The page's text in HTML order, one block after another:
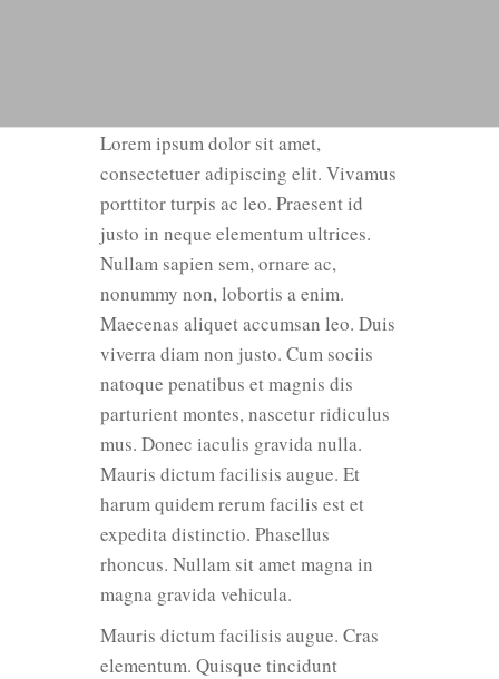
Lorem ipsum dolor sit amet,
consectetuer adipiscing elit. Vivamus
porttitor turpis ac leo. Praesent id
justo in neque elementum ultrices.
Nullam sapien sem, ornare ac,
nonummy non, lobortis a enim.
Maecenas aliquet accumsan leo. Duis
viverra diam non justo. Cum sociis
natoque penatibus et magnis dis
parturient montes, nascetur ridiculus
mus. Donec iaculis gravida nulla.
Mauris dictum facilisis augue. Et
harum quidem rerum facilis est et
expedita distinctio. Phasellus
rhoncus. Nullam sit amet magna in
magna gravida vehicula.
Mauris dictum facilisis augue. Cras
elementum. Quisque tincidunt